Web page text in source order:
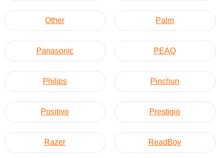
Other Palm
Panasonic PEAQ
Philips Pinchun
Positivo Prestigio
Razer ReadBoy